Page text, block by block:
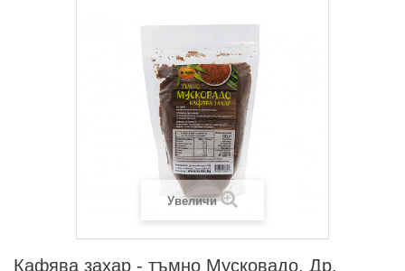
Увеличи
Кафява захар - тъмно Мусковадо, Др.